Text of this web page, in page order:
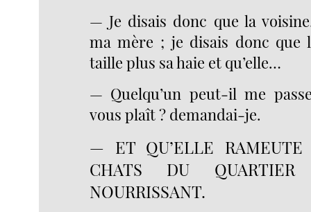
— Je disais donc que la
ma mère ; je disais donc que
taille plus sa haie et qu’elle…
— Quelqu’un peut-il me
vous plaît ? demandai-je.
— ET QU’ELLE RAMEUTE
CHATS DU
NOURRISSANT.